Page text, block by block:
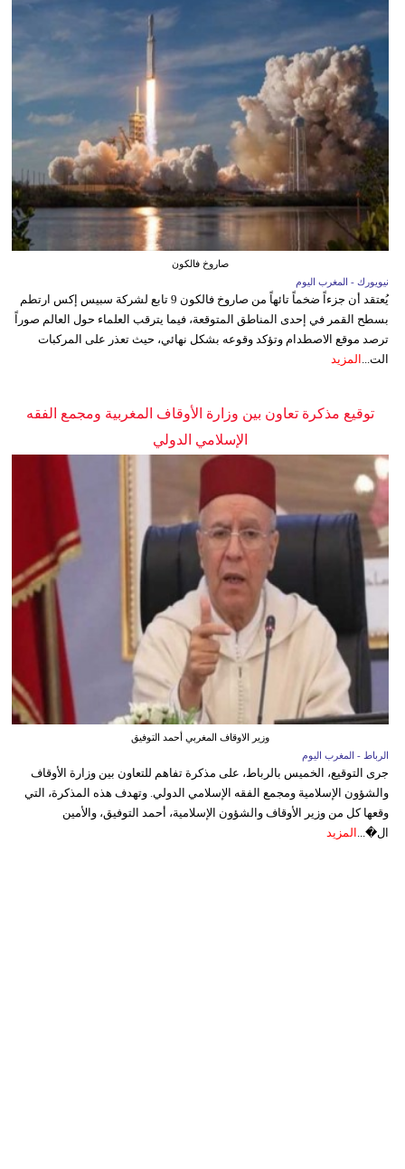
صاروخ فالكون
نيويورك - المغرب اليوم
يُعتقد أن جزءاً ضخماً تائهاً من صاروخ فالكون 9 تابع لشركة سبيس إكس ارتطم
بسطح القمر في إحدى المناطق المتوقعة، فيما يترقب العلماء حول العالم صوراً
ترصد موقع الاصطدام وتؤكد وقوعه بشكل نهائي، حيث تعذر على المركبات
الت...
المزيد
توقيع مذكرة تعاون بين وزارة الأوقاف المغربية ومجمع الفقه
الإسلامي الدولي
وزير الاوقاف المغربي أحمد التوفيق
الرباط - المغرب اليوم
جرى التوقيع، الخميس بالرباط، على مذكرة تفاهم للتعاون بين وزارة الأوقاف
والشؤون الإسلامية ومجمع الفقه الإسلامي الدولي. وتهدف هذه المذكرة، التي
وقعها كل من وزير الأوقاف والشؤون الإسلامية، أحمد التوفيق، والأمين
ال�... المزيد